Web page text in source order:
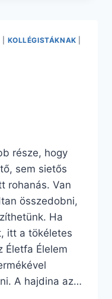
KOLLÉGISTÁKNAK
része, hogy
sem sietős
rohanás. Van
összedobni,
Ha
itt a tökéletes
Életfa Élelem
A hajdina az…